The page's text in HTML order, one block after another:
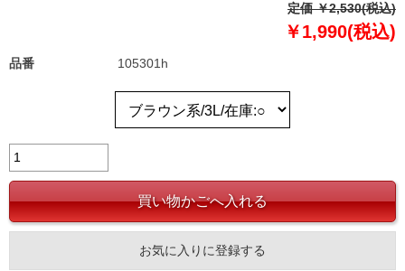
定価 ￥2,530(税込)
￥1,990(税込)
品番 105301h
お気に入りに登録する